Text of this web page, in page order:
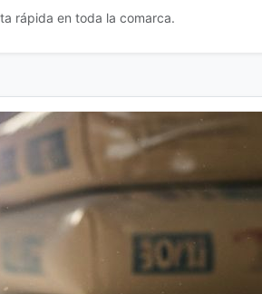
rápida en toda la comarca.